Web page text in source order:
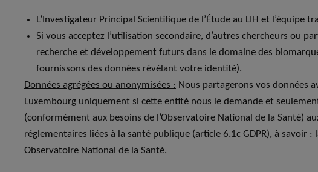
L’Investigateur Principal Scientifique de l’Étude au LIH et l’équipe
Si vous acceptez l’utilisation secondaire, d’autres chercheurs ou
recherche et développement futurs dans le domaine des
fournissons des données révélant votre identité).
Données agrégées ou anonymisées : Nous partagerons vos données
Luxembourg uniquement si cette entité nous le demande et
(conformément aux besoins de l’Observatoire National de la Santé)
réglementaires liées à la santé publique (article 6.1c GDPR), à savoir
Observatoire National de la Santé.